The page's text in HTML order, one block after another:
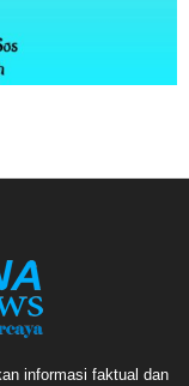
informasi faktual dan